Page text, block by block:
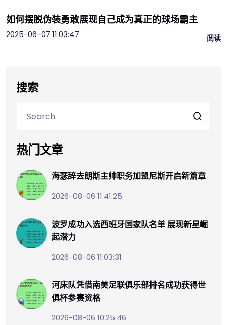
如何摆脱伪装勇敢展现自己成为真正的球场霸主
2025-06-07 11:03:47
阅读
搜索
热门文章
海瑟辞去朗斯主帅职务加盟尼斯开启新篇章
2026-08-06 11:41:25
波罗成功入选西班牙国家队名单 展现新星崛
起潜力
2026-08-06 11:03:31
河床队凭借南美足联俱乐部排名成功获得世
俱杯参赛资格
2026-08-06 10:25:46